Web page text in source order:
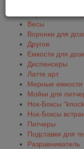
Весы
Воронки для
Другое
Емкости для
Диспенсеры
Латте арт
Мерные емкости
Мойки для
Нок-Боксы
Нок-Боксы
Питчеры
Подставки для
Разравниватель